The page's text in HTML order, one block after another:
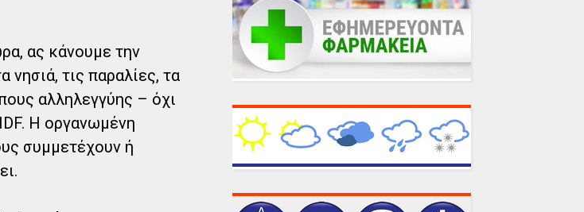
ας κάνουμε την
τις παραλίες, τα
αλληλεγγύης – όχι
Η οργανωμένη
συμμετέχουν ή